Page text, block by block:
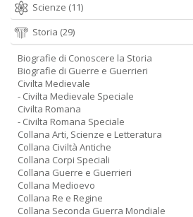
Scienze (11)
Storia (29)
Biografie di Conoscere la Storia
Biografie di Guerre e Guerrieri
Civilta Medievale
- Civilta Medievale Speciale
Civilta Romana
- Civilta Romana Speciale
Collana Arti, Scienze e Letteratura
Collana Civiltà Antiche
Collana Corpi Speciali
Collana Guerre e Guerrieri
Collana Medioevo
Collana Re e Regine
Collana Seconda Guerra Mondiale